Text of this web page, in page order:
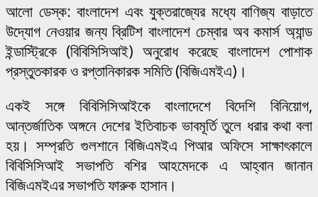
আলো ডেস্ক: বাংলাদেশ এবং যুক্তরাজ্যের মধ্যে বাণিজ্য বাড়াতে
উদ্যোগ নেওয়ার জন্য ব্রিটিশ বাংলাদেশ চেম্বার অব কমার্স অ্যান্ড
ইন্ডাস্ট্রিকে (বিবিসিসিআই) অনুরোধ করেছে বাংলাদেশ পোশাক
প্রস্তুতকারক ও রপ্তানিকারক সমিতি (বিজিএমইএ)।
একই সঙ্গে বিবিসিসিআইকে বাংলাদেশে বিদেশি বিনিয়োগ,
আন্তর্জাতিক অঙ্গনে দেশের ইতিবাচক ভাবমূর্তি তুলে ধরার কথা বলা
হয়। সম্প্রতি গুলশানে বিজিএমইএ পিআর অফিসে সাক্ষাৎকালে
বিবিসিসিআই সভাপতি বশির আহমেদকে এ আহ্বান জানান
বিজিএমইএর সভাপতি ফারুক হাসান।